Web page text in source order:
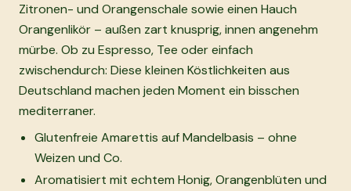
Zitronen- und Orangenschale sowie einen Hauch
Orangenlikör – außen zart knusprig, innen angenehm
mürbe. Ob zu Espresso, Tee oder einfach
zwischendurch: Diese kleinen Köstlichkeiten aus
Deutschland machen jeden Moment ein bisschen
mediterraner.
Glutenfreie Amarettis auf Mandelbasis – ohne
Weizen und Co.
Aromatisiert mit echtem Honig, Orangenblüten und